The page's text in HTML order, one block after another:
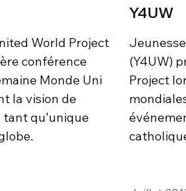
World Project
conférence
Monde Uni
la vision de
qu’unique
Y4UW
(Y4UW)
Project